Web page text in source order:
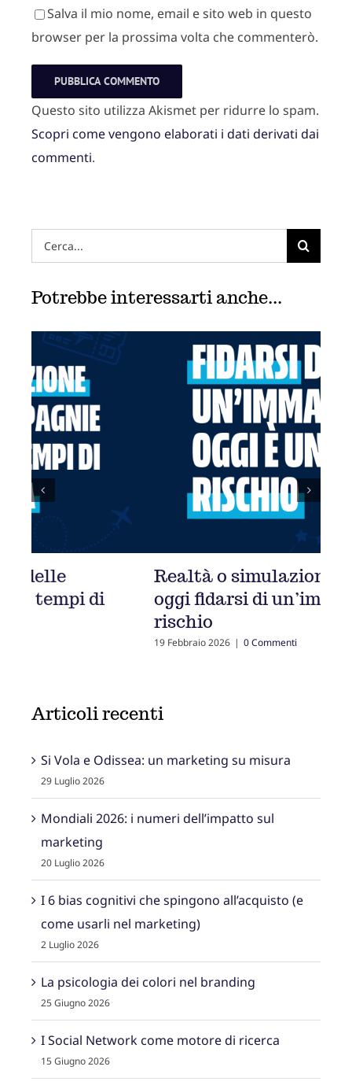
Salva il mio nome, email e sito web in questo
browser per la prossima volta che commenterò.
Questo sito utilizza Akismet per ridurre lo spam.
Scopri come vengono elaborati i dati derivati dai
commenti.
Hai
cercato:
Potrebbe interessarti anche...
Realtà o simulazione? Perché
oggi fidarsi di un’immagine è un
0 Commenti
di
Articoli recenti
Si Vola e Odissea: un marketing su misura
29 Luglio 2026
Mondiali 2026: i numeri dell’impatto sul
marketing
20 Luglio 2026
I 6 bias cognitivi che spingono all’acquisto (e
come usarli nel marketing)
2 Luglio 2026
La psicologia dei colori nel branding
25 Giugno 2026
I Social Network come motore di ricerca
15 Giugno 2026